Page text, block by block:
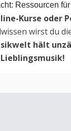
Ressourcen
Kurse oder
wirst du
hält